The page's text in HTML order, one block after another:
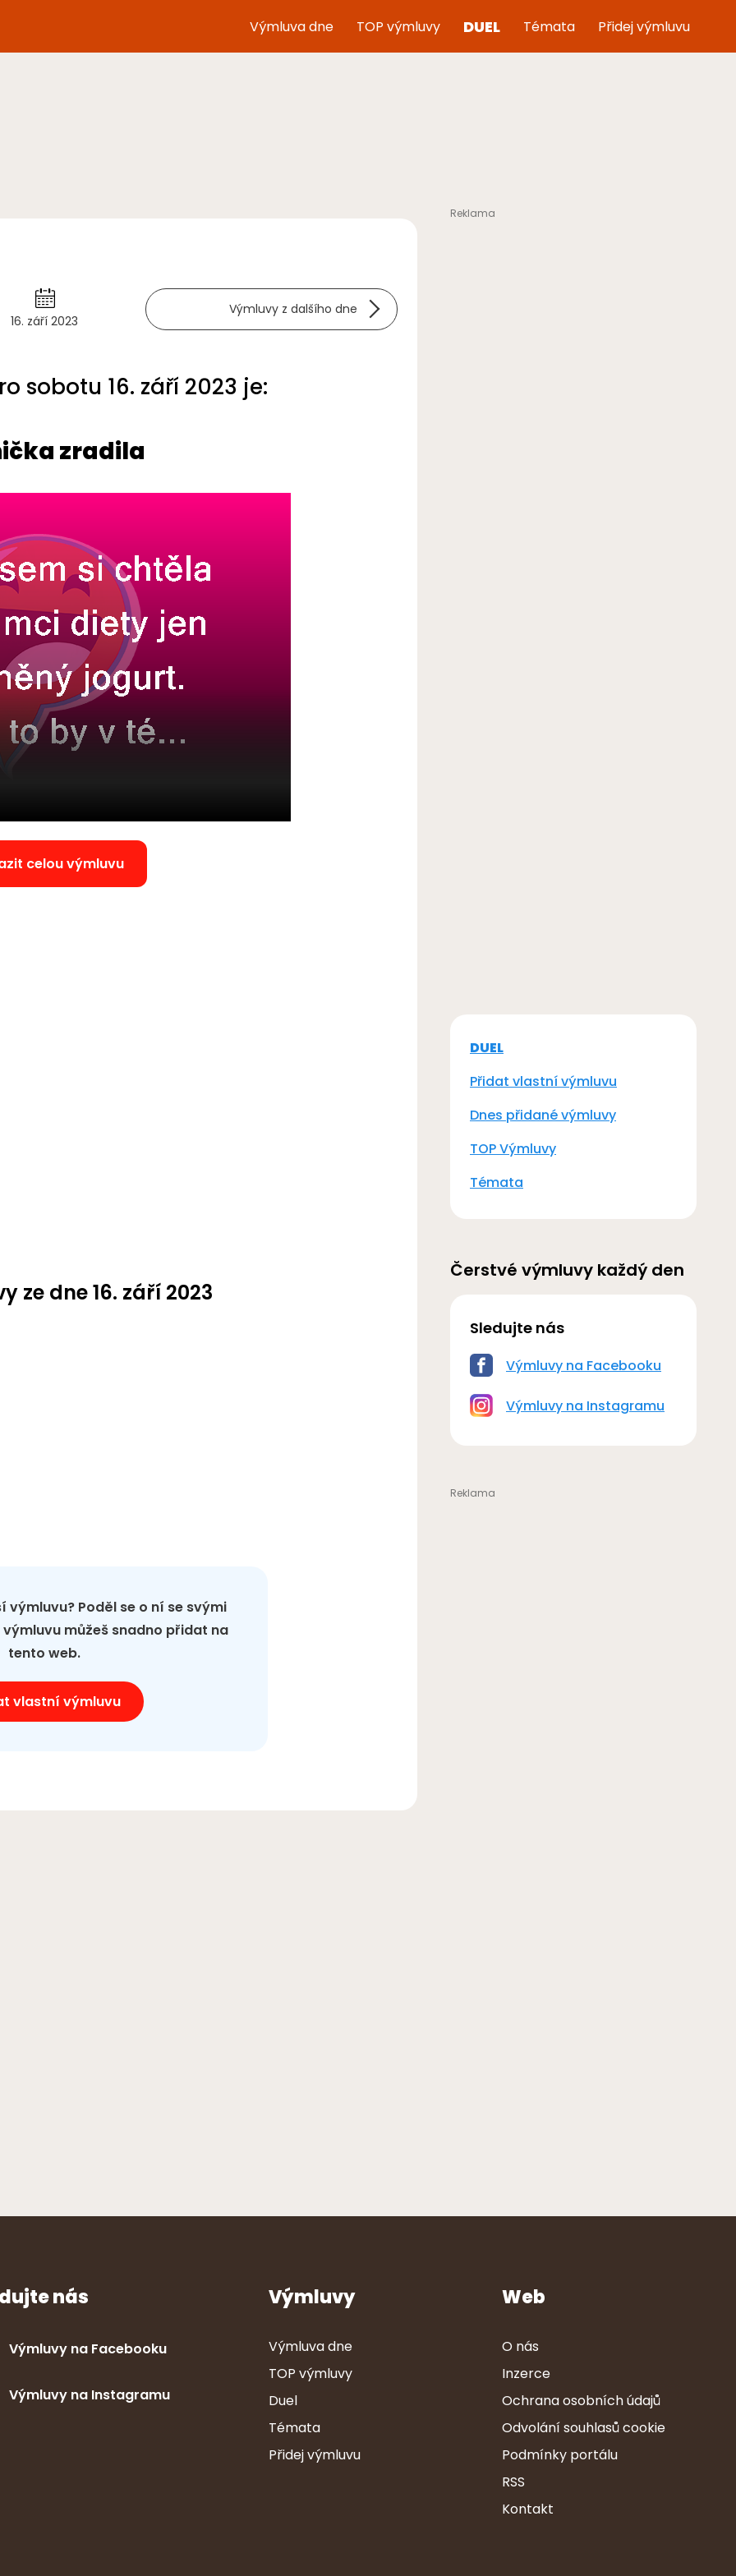
Výmluva dne TOP výmluvy DUEL Témata Přidej výmluvu
16. září 2023
Výmluvy z dalšího dne
sobotu 16. září 2023 je:
zradila
celou výmluvu
ze dne 16. září 2023
výmluvu? Poděl se o ní se svými
můžeš snadno přidat na
tento web.
vlastní výmluvu
DUEL
Přidat vlastní výmluvu
Dnes přidané výmluvy
TOP Výmluvy
Témata
Čerstvé výmluvy každý den
Sledujte nás
Výmluvy na Facebooku
Výmluvy na Instagramu
nás
Výmluvy na Facebooku
Výmluvy na Instagramu
Výmluvy
Výmluva dne
TOP výmluvy
Duel
Témata
Přidej výmluvu
Web
O nás
Inzerce
Ochrana osobních údajů
Odvolání souhlasů cookie
Podmínky portálu
RSS
Kontakt